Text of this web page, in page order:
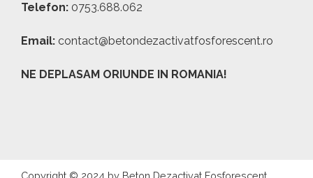
Telefon: 0753.688.062
Email: contact@betondezactivatfosforescent.ro
NE DEPLASAM ORIUNDE IN ROMANIA!
Copyright © 2024 by Beton Dezactivat Fosforescent.